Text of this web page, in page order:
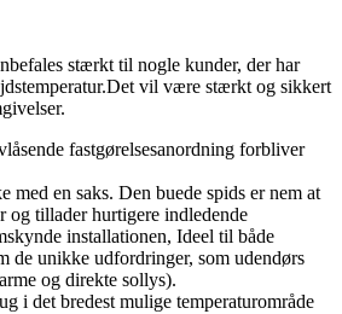
stærkt til nogle kunder, der har
vil være stærkt og sikkert
fastgørelsesanordning forbliver
med en saks. Den buede spids er nem at
tillader hurtigere indledende
installationen, Ideel til både
de unikke udfordringer, som udendørs
og direkte sollys).
i det bredest mulige temperaturområde